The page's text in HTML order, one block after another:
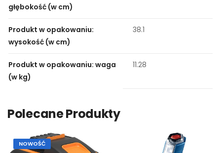
głębokość (w cm)
Produkt w opakowaniu:
wysokość (w cm)
38.1
Produkt w opakowaniu: waga
(w kg)
11.28
Polecane Produkty
NOWOŚĆ